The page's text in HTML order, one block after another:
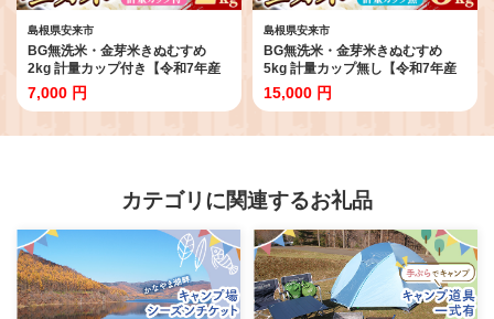
島根県安来市
BG無洗米・金芽米きぬむすめ
2kg 計量カップ付き【令和7年産
お試し 節水 健康 ビタミン ミネラ
ル つや お弁当 おいしい うまみ 甘
島根県 安来市】【価格改定XA】
7,000 円
島根県安来市
BG無洗米・金芽米きぬむすめ
5kg 計量カップ無し【令和7年産
節水 健康 ビタミン ミネラル つや
お弁当 おいしい うまみ 甘み ふっ
【価格改定XB】【15-SS-10-2】
15,000 円
カテゴリに関連するお礼品